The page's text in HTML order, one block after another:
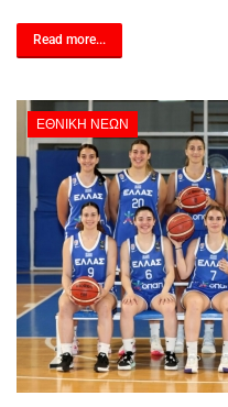
Read more...
ΕΘΝΙΚΉ ΝΈΩΝ